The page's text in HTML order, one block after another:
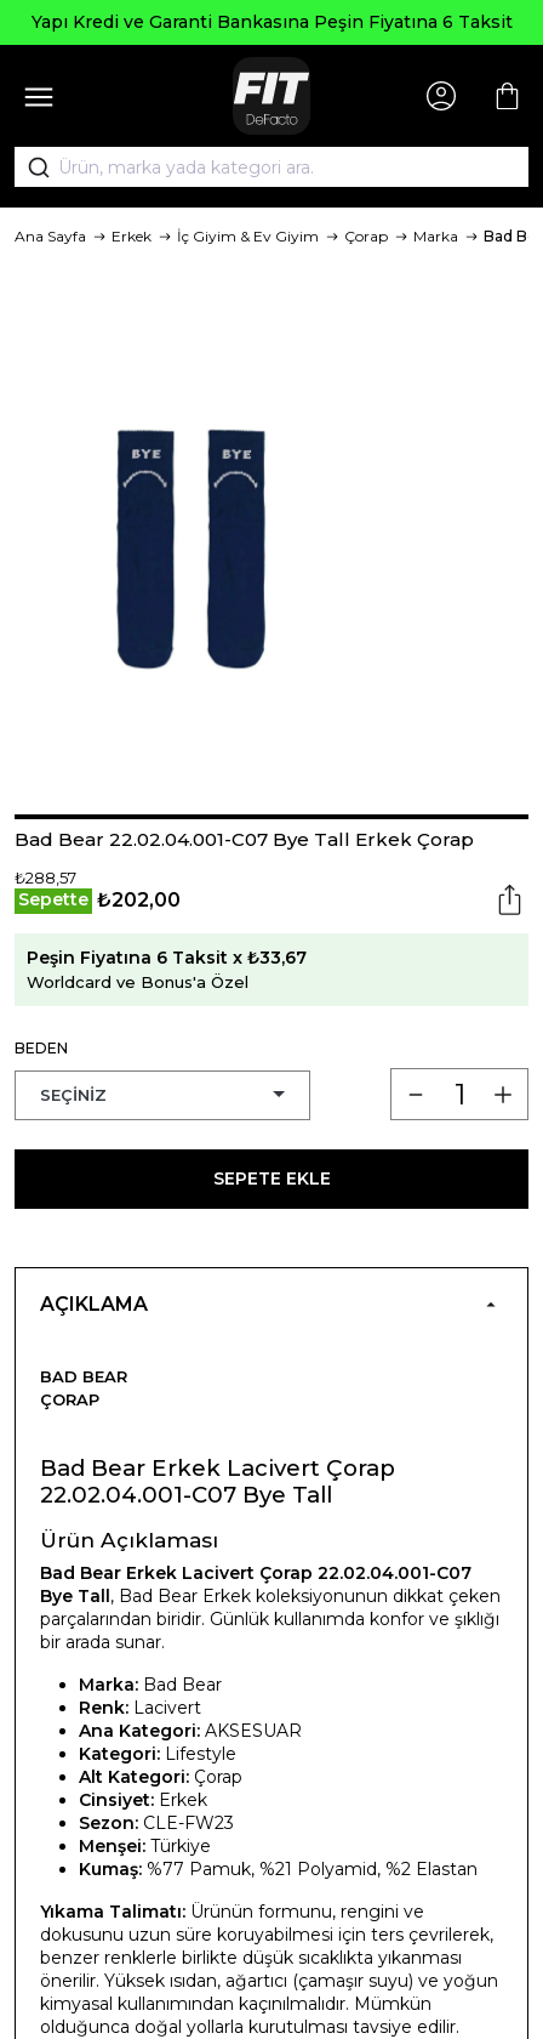
ve Garanti Bankasına Peşin Fiyatına 6 Taksit
Ana Sayfa Erkek İç Giyim & Ev Giyim Çorap Marka Bad
Bad Bear 22.02.04.001-C07 Bye Tall Erkek Çorap
₺288,57
Sepette ₺202,00
Peşin Fiyatına 6 Taksit x ₺33,67
Worldcard ve Bonus'a Özel
BEDEN
SEPETE EKLE
AÇIKLAMA
BAD BEAR
ÇORAP
Bad Bear Erkek Lacivert Çorap
22.02.04.001-C07 Bye Tall
Ürün Açıklaması
Bad Bear Erkek Lacivert Çorap 22.02.04.001-C07
Bye Tall, Bad Bear Erkek koleksiyonunun dikkat çeken
parçalarından biridir. Günlük kullanımda konfor ve şıklığı
bir arada sunar.
Marka: Bad Bear
Renk: Lacivert
Ana Kategori: AKSESUAR
Kategori: Lifestyle
Alt Kategori: Çorap
Cinsiyet: Erkek
Sezon: CLE-FW23
Menşei: Türkiye
Kumaş: %77 Pamuk, %21 Polyamid, %2 Elastan
Yıkama Talimatı: Ürünün formunu, rengini ve
dokusunu uzun süre koruyabilmesi için ters çevrilerek,
benzer renklerle birlikte düşük sıcaklıkta yıkanması
önerilir. Yüksek ısıdan, ağartıcı (çamaşır suyu) ve yoğun
kimyasal kullanımından kaçınılmalıdır. Mümkün
olduğunca doğal yollarla kurutulması tavsiye edilir.